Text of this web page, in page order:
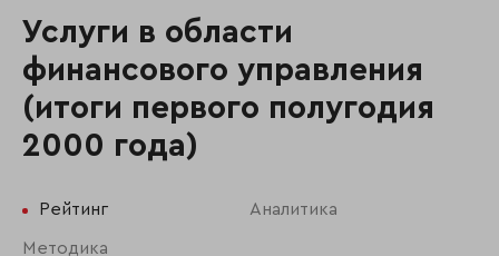
Услуги в области
финансового управления
(итоги первого полугодия
2000 года)
Рейтинг Аналитика
Методика